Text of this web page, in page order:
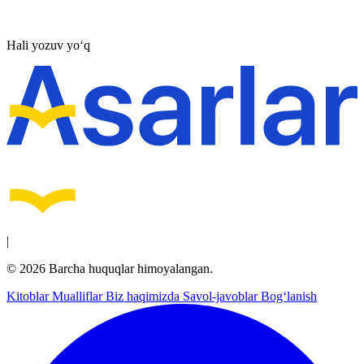
Hali yozuv yo‘q
|
© 2026 Barcha huquqlar himoyalangan.
KitoblarMualliflarBiz haqimizda Savol-javoblarBog‘lanish